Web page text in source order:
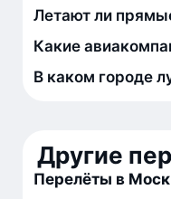
Летают ли
Какие
В каком городе
Другие
Перелёты в